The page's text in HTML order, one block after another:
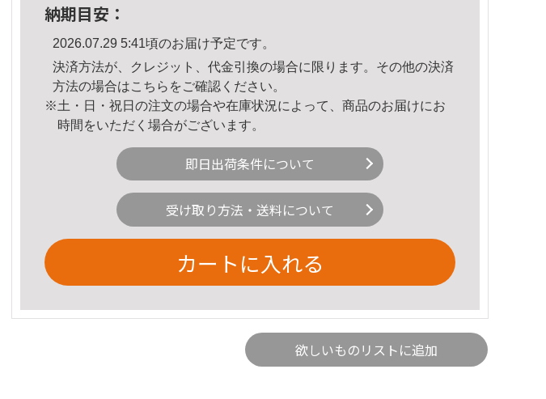
納期目安：
2026.07.29 5:41頃のお届け予定です。
決済方法が、クレジット、代金引換の場合に限ります。その他の決済
方法の場合はこちら をご確認ください。
※土・日・祝日の注文の場合や在庫状況によって、商品のお届けにお
時間をいただく場合がございます。
即日出荷条件について
受け取り方法・送料について
カートに入れる
欲しいものリストに追加